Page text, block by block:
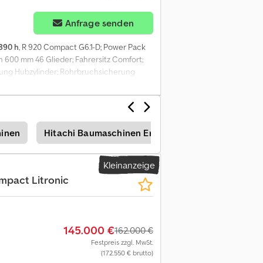
Anfrage senden
h, R 920 Compact G6.1-D; Power Pack
600 mm 46 Glieder; Fahrersitz Comfort;
Hubzylinder; Rohrbruchsicherung
für Hammer, Scheren und
Crsdpfxezq Dpno Ak Dof = Weitere
FR Wenden Sie sich an Frank
Hitachi Baumaschinen Ersatzteile & Zubehör
Kleinanzeige
Litronic
145.000 €162.000 €
Festpreis zzgl. MwSt.
(172.550 € brutto)